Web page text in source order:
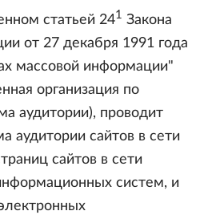
статьей 241 Закона
от 27 декабря 1991 года
массовой информации"
организация по
аудитории), проводит
аудитории сайтов в сети
сайтов в сети
систем, и